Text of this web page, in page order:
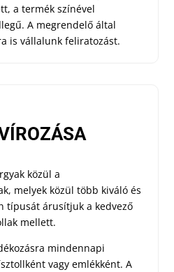
a termék színével
A megrendelő által
is vállalunk feliratozást.
közül a
melyek közül több kiváló és
típusát árusítjuk a kedvező
mellett.
mindennapi
vagy emlékként. A